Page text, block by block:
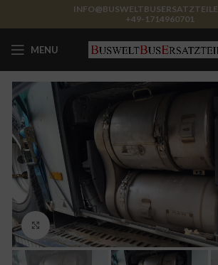
+49-1714960701
MENU
Click to enlarge